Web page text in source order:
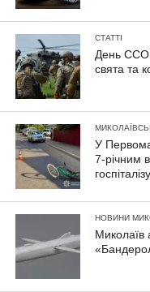
СТАТТІ
День ССО
свята та
У
7-річним
НОВИНИ
Миколаїв